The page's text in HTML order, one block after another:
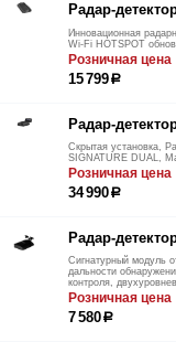
Радар-
Инновационная
Wi-Fi HOTSPOT
Розничная цена
15 799р
Радар-
Скрытая установка,
SIGNATURE DUAL,
Розничная цена
34 990р
Радар-
Сигнатурный модуль
дальности
контроля,
Розничная цена
7 580р